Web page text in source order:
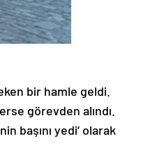
bir hamle geldi.
görevden alındı.
başını yedi’ olarak